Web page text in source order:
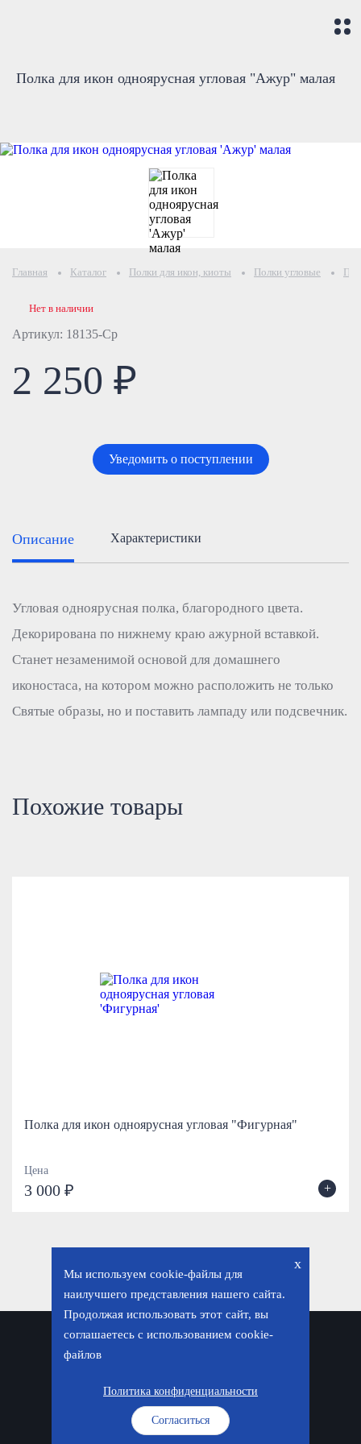
Полка для икон одноярусная угловая "Ажур" малая
Главная Каталог Полки для икон, киоты Полки угловые
Артикул: 18135-Ср
Нет в наличии
2 250 ₽
Уведомить о поступлении
Описание Характеристики
Угловая одноярусная полка, благородного цвета.
Декорирована по нижнему краю ажурной вставкой.
Станет незаменимой основой для домашнего
иконостаса, на котором можно расположить не только
Святые образы, но и поставить лампаду или подсвечник.
Похожие товары
Полка для икон одноярусная угловая "Фигурная"
Цена
3 000 ₽ +
x
Мы используем cookie-файлы для
наилучшего представления нашего сайта.
Продолжая использовать этот сайт, вы
соглашаетесь с использованием cookie-
файлов
Согласиться
Политика конфиденциальности